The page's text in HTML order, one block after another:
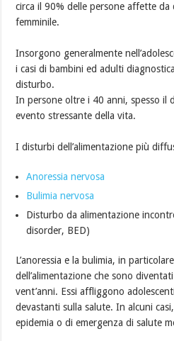
circa il 90% delle persone affette da
femminile.
Insorgono generalmente
i casi di bambini ed adulti
disturbo.
In persone oltre i 40 anni, spesso il
evento stressante della vita.
I disturbi dell’alimentazione più
Anoressia nervosa
Bulimia nervosa
Disturbo da alimentazione
disorder, BED)
L’anoressia e la bulimia, in
dell’alimentazione che sono
vent’anni. Essi affliggono
devastanti sulla salute. In alcuni
epidemia o di emergenza di salute